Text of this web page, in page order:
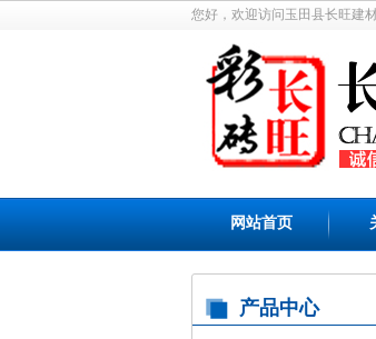
您好，欢迎访问玉田县长旺建
网站首页
产品中心